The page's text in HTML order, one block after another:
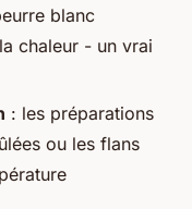
blanc
chaleur - un vrai
: les préparations
ou les flans